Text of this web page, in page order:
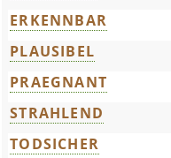
ERKENNBAR
PLAUSIBEL
PRAEGNANT
STRAHLEND
TODSICHER